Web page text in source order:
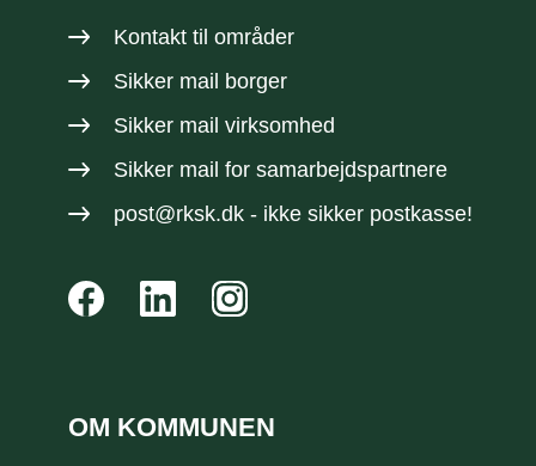
Kontakt til områder
Sikker mail borger
Sikker mail virksomhed
Sikker mail for samarbejdspartnere
post@rksk.dk- ikke sikker postkasse!
OM KOMMUNEN